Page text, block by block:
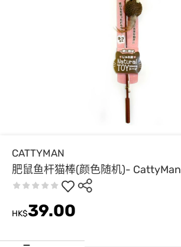
CATTYMAN
肥鼠鱼杆猫棒(颜色随机)- CattyMan
HK$39.00